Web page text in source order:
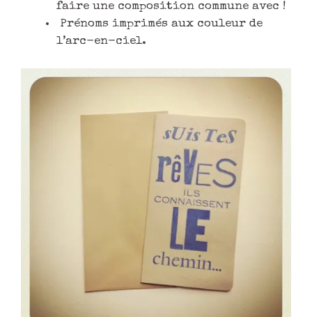
faire une composition commune avec !
Prénoms imprimés aux couleur de
l’arc-en-ciel.